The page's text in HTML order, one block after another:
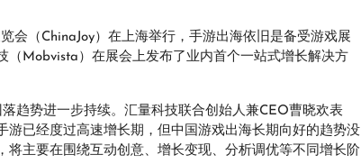
会（ChinaJoy）在上海举行，手游出海依旧是备受游戏展
（Mobvista）在展会上发布了业内首个一站式增长解决方
趋势进一步持续。汇量科技联合创始人兼CEO曹晓欢表
已经度过高速增长期，但中国游戏出海长期向好的趋势没
主要在围绕互动创意、增长变现、分析调优等不同增长阶